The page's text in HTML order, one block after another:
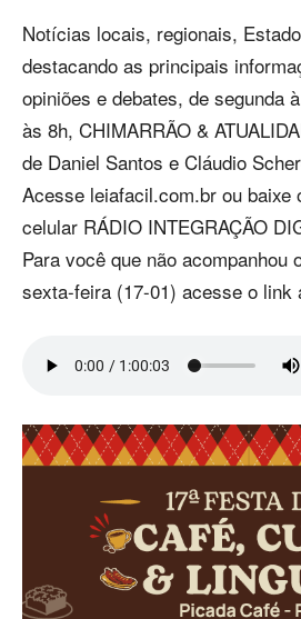
Notícias locais, regionais,
destacando as principais
opiniões e debates, de segunda
às 8h, CHIMARRÃO &
de Daniel Santos e Cláudio
Acesse leiafacil.com.br ou baixe
celular RÁDIO INTEGRAÇÃO
Para você que não acompanhou
sexta-feira (17-01) acesse o link